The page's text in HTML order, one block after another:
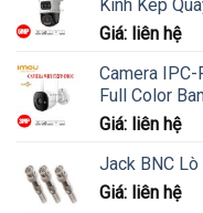
Kính Kép
Giá: liên hệ
Camera
Full Color
Giá: liên hệ
Jack BNC
Giá: liên hệ